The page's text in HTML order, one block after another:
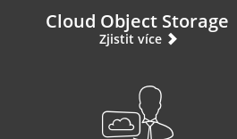
Cloud Object Storage
Zjistit více